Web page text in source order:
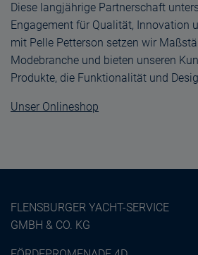
Diese langjährige Partnerschaft
Engagement für Qualität, Innovation
mit Pelle Petterson setzen wir
Modebranche und bieten unseren
Produkte, die Funktionalität und
Unser Onlineshop
FLENSBURGER YACHT-SERVICE
GMBH & CO. KG